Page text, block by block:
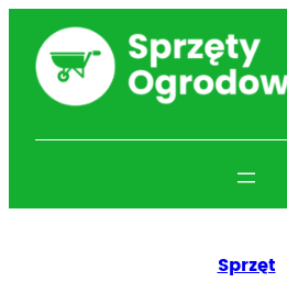
Przejdź
treści
Sprzęt